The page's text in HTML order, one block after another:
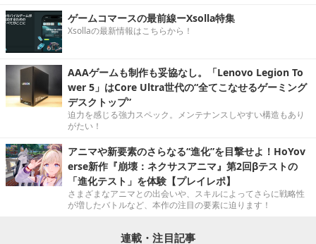
ゲームコマースの最前線ーXsolla特集
Xsollaの最新情報はこちらから！
AAAゲームも制作も妥協なし。「Lenovo Legion To
wer 5」はCore Ultra世代の“全てこなせるゲーミング
デスクトップ”
迫力を感じる強力スペック。メンテナンスしやすい構造もあり
がたい！
アニマや新要素のさらなる“進化”を目撃せよ！HoYov
erse新作『崩壊：ネクサスアニマ』第2回βテストの
「進化テスト」を体験【プレイレポ】
さまざまなアニマとの出会いや、スキルによってさらに戦略性
が増したバトルなど、本作の注目の要素に迫ります！
連載・注目記事